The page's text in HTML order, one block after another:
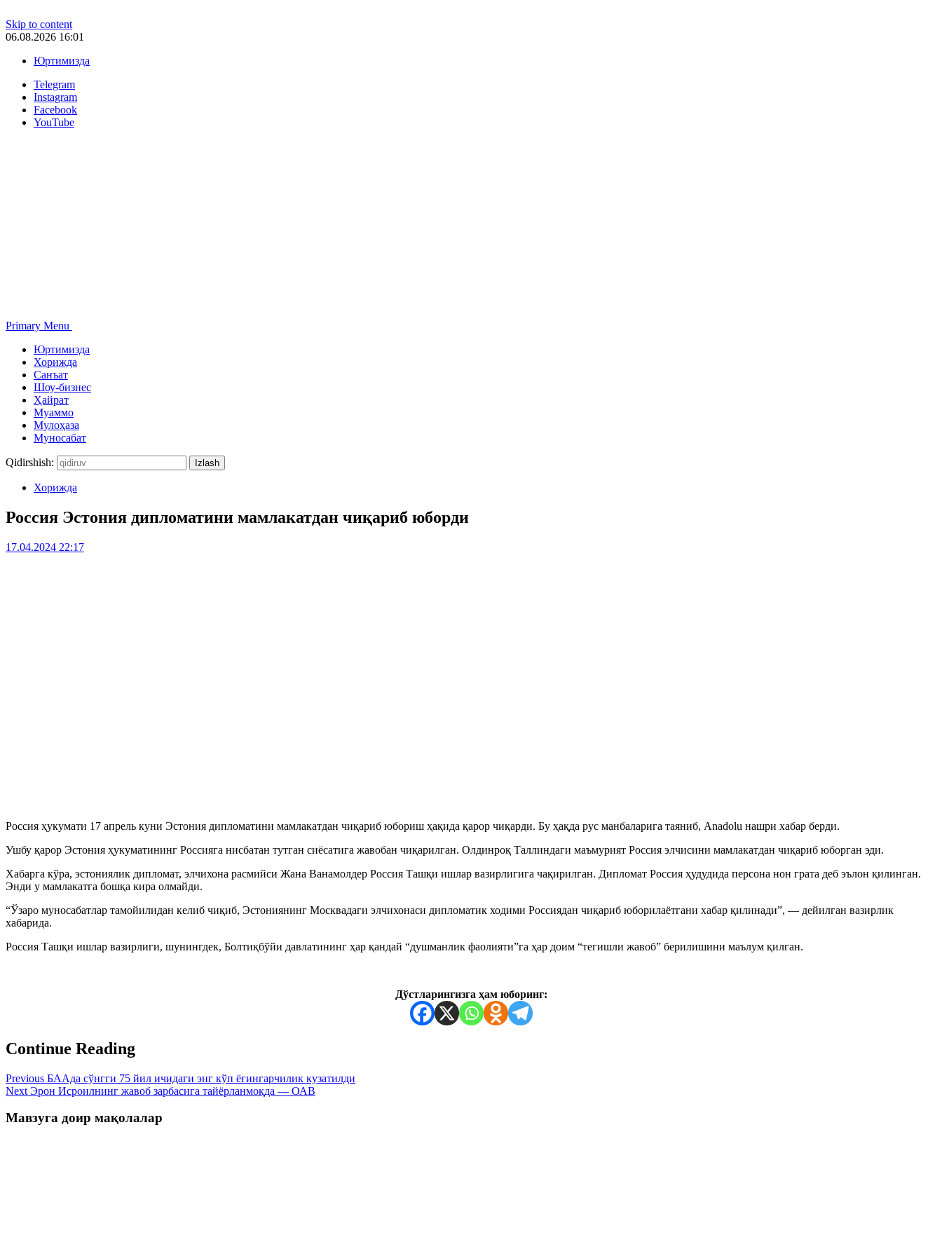
Skip to content
06.08.2026 16:01
Юртимизда
Telegram
Instagram
Facebook
YouTube
Primary Menu
Юртимизда
Хорижда
Санъат
Шоу-бизнес
Ҳайрат
Муаммо
Мулоҳаза
Муносабат
Qidirshish:
Хорижда
Россия Эстония дипломатини мамлакатдан чиқариб юборди
17.04.2024 22:17
Россия ҳукумати 17 апрель куни Эстония дипломатини мамлакатдан чиқариб юбориш ҳақида қарор чиқарди. Бу ҳақда рус манбаларига таяниб, Anadolu нашри хабар берди.
Ушбу қарор Эстония ҳукуматининг Россияга нисбатан тутган сиёсатига жавобан чиқарилган. Олдинроқ Таллиндаги маъмурият Россия элчисини мамлакатдан чиқариб юборган эди.
Хабарга кўра, эстониялик дипломат, элчихона расмийси Жана Ванамолдер Россия Ташқи ишлар вазирлигига чақирилган. Дипломат Россия ҳудудида персона нон грата деб эълон қилинган.
Энди у мамлакатга бошқа кира олмайди.
“Ўзаро муносабатлар тамойилидан келиб чиқиб, Эстониянинг Москвадаги элчихонаси дипломатик ходими Россиядан чиқариб юборилаётгани хабар қилинади”, — дейилган вазирлик
хабарида.
Россия Ташқи ишлар вазирлиги, шунингдек, Болтиқбўйи давлатининг ҳар қандай “душманлик фаолияти”га ҳар доим “тегишли жавоб” берилишини маълум қилган.
Дўстларингизга ҳам юборинг:
Continue Reading
Previous БAAда сўнгги 75 йил ичидаги энг кўп ёғингарчилик кузатилди
Next Эрон Исроилнинг жавоб зарбасига тайёрланмоқда — ОАВ
Мавзуга доир мақолалар